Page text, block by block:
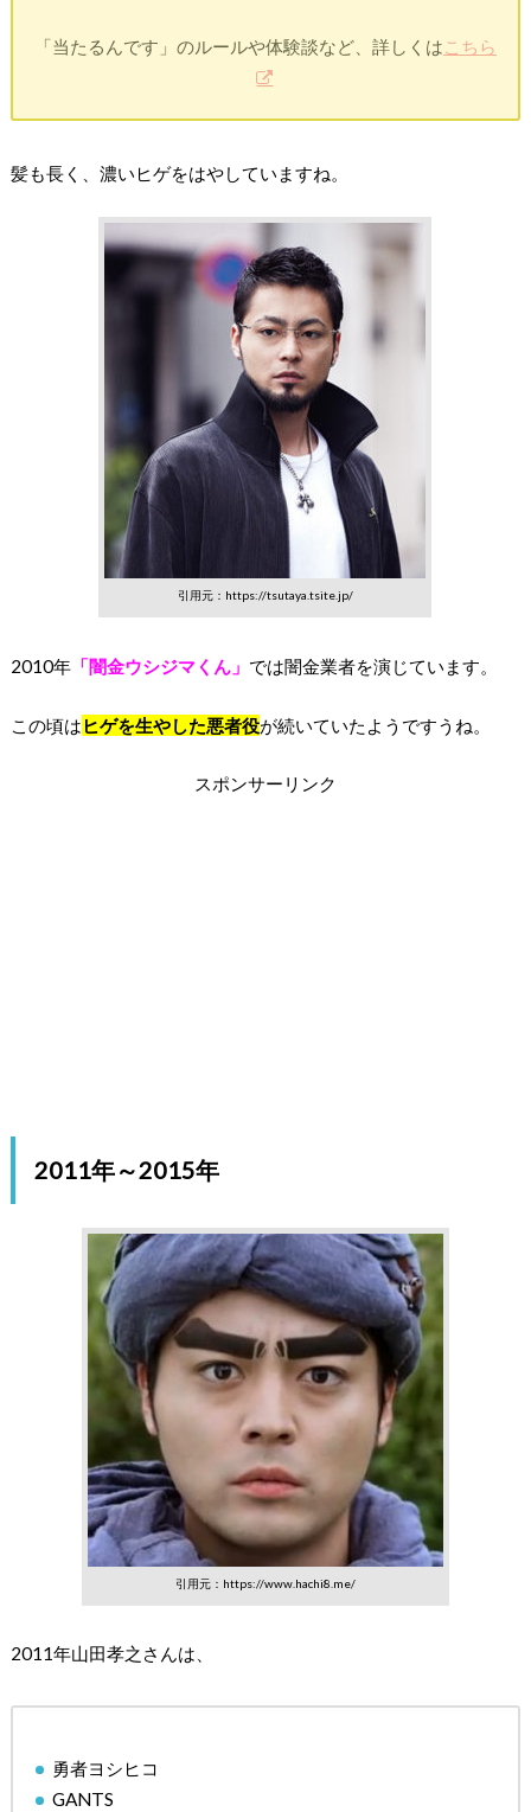
「当たるんです」のルールや体験談など、詳しくは こちら
髪も長く、濃いヒゲをはやしていますね。
引用元：https://tsutaya.tsite.jp/
2010年「闇金ウシジマくん」 では闇金業者を演じています。
この頃は ヒゲを生やした悪者役が続いていたようですうね。
スポンサーリンク
2011年～2015年
引用元：https://www.hachi8.me/
2011年山田孝之さんは、
勇者ヨシヒコ
GANTS